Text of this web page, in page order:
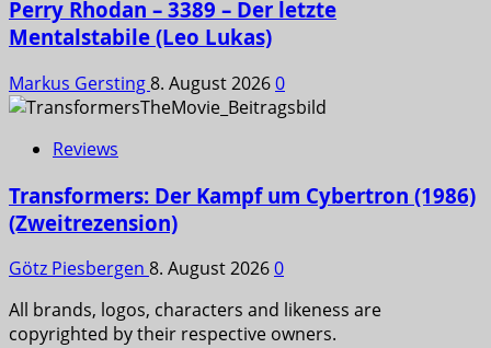
Perry Rhodan – 3389 – Der letzte
Mentalstabile (Leo Lukas)
Markus Gersting8. August 20260
Reviews
Transformers: Der Kampf um Cybertron (1986)
(Zweitrezension)
Götz Piesbergen 8. August 20260
All brands, logos, characters and likeness are
copyrighted by their respective owners.